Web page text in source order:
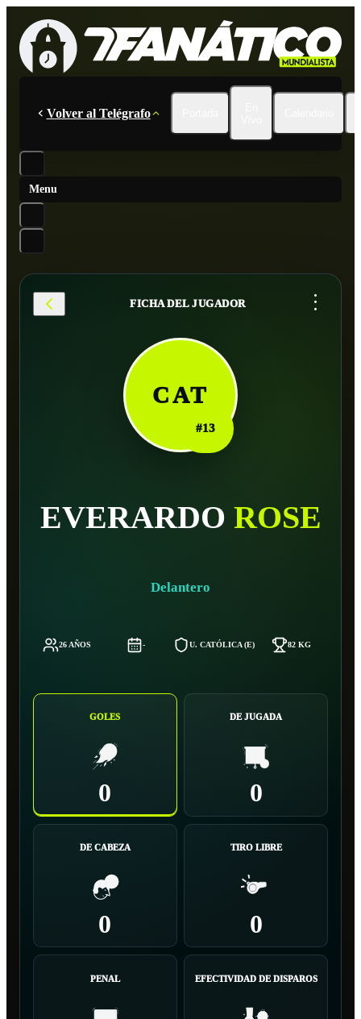
Volver al Telégrafo
Menu
FICHA DEL JUGADOR ...
CAT
#13
EVERARDO ROSE
Delantero
26 AÑOS - U. CATÓLICA (E) 82 KG
GOLES
0
DE JUGADA
0
DE CABEZA
0
TIRO LIBRE
0
PENAL EFECTIVIDAD DE DISPAROS